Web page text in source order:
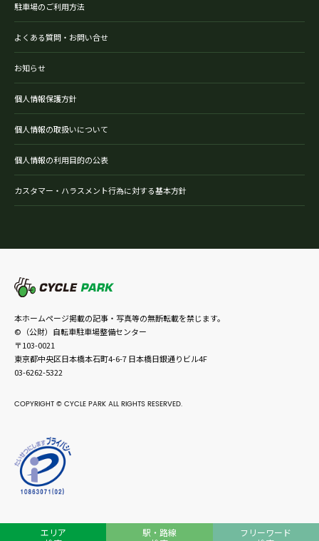
駐車場のご利用方法
よくある質問・お問い合せ
お知らせ
個人情報保護方針
個人情報の取扱いについて
個人情報の利用目的の公表
カスタマー・ハラスメント行為に対する基本方針
本ホームページ掲載の記事・写真等の無断転載を禁じます。
©（公財）自転車駐車場整備センター
〒103-0021
東京都中央区日本橋本石町4-6-7 日本橋日銀通りビル4F
03-6262-5322
COPYRIGHT © CYCLE PARK ALL RIGHTS RESERVED.
エリア
駅・路線
フリーワード